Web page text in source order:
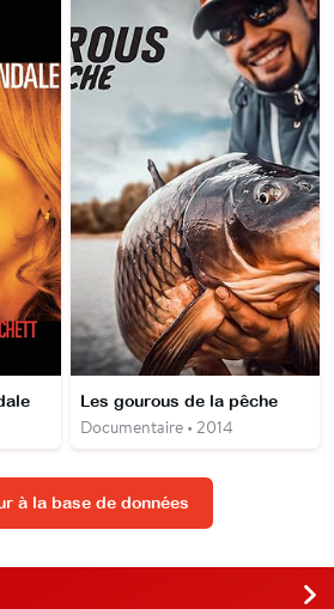
Les gourous de la pêche
Documentaire • 2014
à la base de données